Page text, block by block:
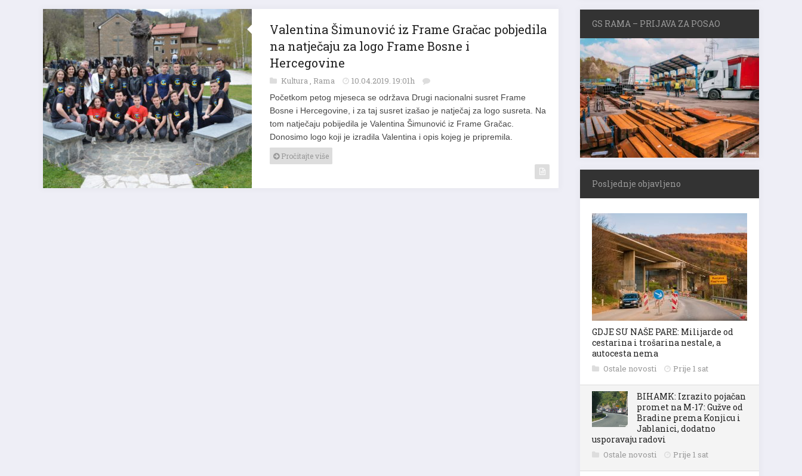
Valentina Šimunović iz Frame Gračac pobjedila
na natječaju za logo Frame Bosne i
Hercegovine
Bosne i Hercegovine, i za taj susret izašao je natječaj za logo susreta. Na
tom natječaju pobijedila je Valentina Šimunović iz Frame Gračac.
Donosimo logo koji je izradila Valentina i opis kojeg je pripremila.
Pročitajte više
GS RAMA – PRIJAVA ZA POSAO
Posljednje objavljeno
GDJE SU NAŠE PARE: Milijarde od
cestarina i trošarina nestale, a
autocesta nema
Ostale novosti Prije 1 sat
BIHAMK: Izrazito pojačan
promet na M-17: Gužve od
Bradine prema Konjicu i
Jablanici, dodatno
usporavaju radovi
Ostale novosti Prije 1 sat